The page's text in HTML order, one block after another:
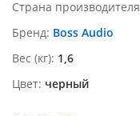
Страна производителя
Бренд Boss Audio
Вес (кг) 1,6
Цвет черный